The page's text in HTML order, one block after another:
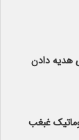
هدیه دادن
غبغب